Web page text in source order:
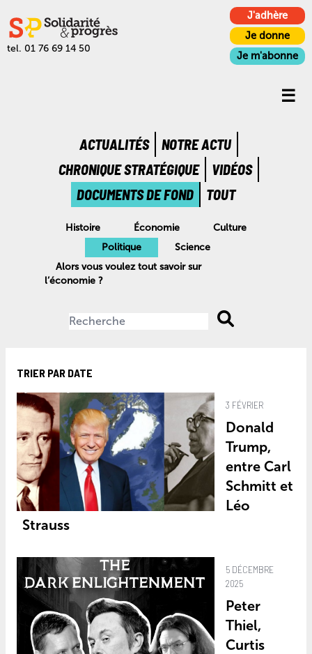
tel. 01 76 69 14 50
J'adhère
Je donne
Je m'abonne
ACTUALITÉS
NOTRE ACTU
CHRONIQUE STRATÉGIQUE
VIDÉOS
DOCUMENTS DE FOND
TOUT
Histoire Économie
Culture
Politique
Science
Alors vous voulez tout savoir sur
l’économie ?
TRIER PAR DATE
3 FÉVRIER
Donald
Trump,
entre Carl
Schmitt et
Léo
Strauss
5 DÉCEMBRE
2025
Peter
Thiel,
Curtis